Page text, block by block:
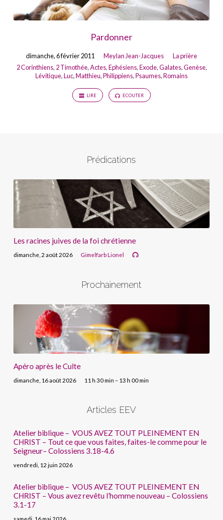
Pardonner
dimanche, 6 février 2011 Meylan Jean-Jacques
La prière
2 Corinthiens, 2 Timothée,Actes,Ephésiens,Exode,Galates,Genèse,
Lévitique,Luc,Matthieu,Philippiens,Psaumes,Romains
LIRE ECOUTER
Prédications
Les racines juives de la foi chrétienne
dimanche, 2 août 2026 Gimelfarb Lionel
Prochainement
Apéro après le Culte
dimanche, 16 août 2026 11 h 30 min – 13 h 00 min
Articles EEV
Atelier biblique – VOUS AVEZ TOUT PLEINEMENT EN
CHRIST – Tout ce que vous faites, faites-le comme pour le
Seigneur– Colossiens 3.18-4.6
vendredi, 12 juin 2026
Atelier biblique – VOUS AVEZ TOUT PLEINEMENT EN
CHRIST – Vous avez revêtu l’homme nouveau – Colossiens
3.1-17
samedi, 16 mai 2026